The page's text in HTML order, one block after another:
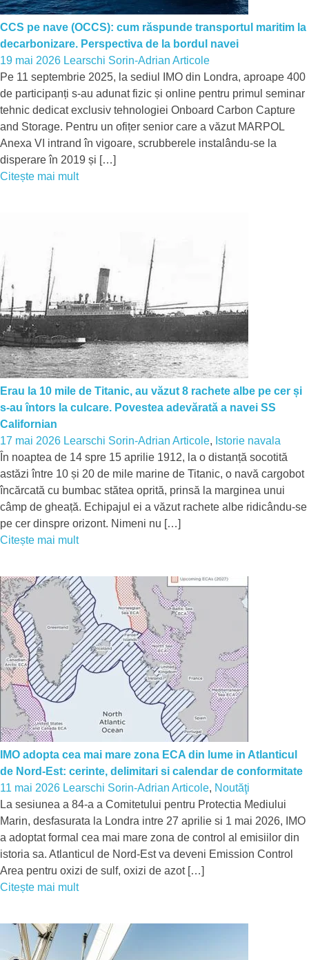
CCS pe nave (OCCS): cum răspunde transportul maritim la
decarbonizare. Perspectiva de la bordul navei
19 mai 2026 Learschi Sorin-Adrian Articole
Pe 11 septembrie 2025, la sediul IMO din Londra, aproape 400
de participanți s-au adunat fizic și online pentru primul seminar
tehnic dedicat exclusiv tehnologiei Onboard Carbon Capture
and Storage. Pentru un ofițer senior care a văzut MARPOL
Anexa VI intrand în vigoare, scrubberele instalându-se la
disperare în 2019 și […]
Citește mai mult
Erau la 10 mile de Titanic, au văzut 8 rachete albe pe cer și
s-au întors la culcare. Povestea adevărată a navei SS
Californian
17 mai 2026 Learschi Sorin-Adrian Articole, Istorie navala
În noaptea de 14 spre 15 aprilie 1912, la o distanță socotită
astăzi între 10 și 20 de mile marine de Titanic, o navă cargobot
încărcată cu bumbac stătea oprită, prinsă la marginea unui
câmp de gheață. Echipajul ei a văzut rachete albe ridicându-se
pe cer dinspre orizont. Nimeni nu […]
Citește mai mult
IMO adopta cea mai mare zona ECA din lume in Atlanticul
de Nord-Est: cerinte, delimitari si calendar de conformitate
11 mai 2026 Learschi Sorin-Adrian Articole, Noutăţi
La sesiunea a 84-a a Comitetului pentru Protectia Mediului
Marin, desfasurata la Londra intre 27 aprilie si 1 mai 2026, IMO
a adoptat formal cea mai mare zona de control al emisiilor din
istoria sa. Atlanticul de Nord-Est va deveni Emission Control
Area pentru oxizi de sulf, oxizi de azot […]
Citește mai mult